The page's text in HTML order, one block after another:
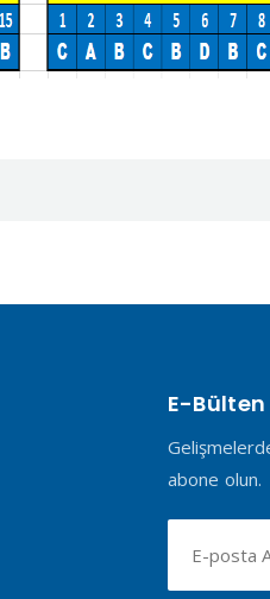
E-Bülten
abone olun.